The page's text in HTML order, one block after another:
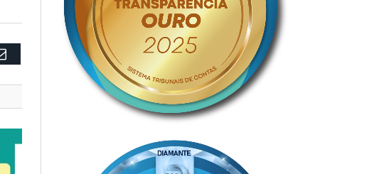
Email